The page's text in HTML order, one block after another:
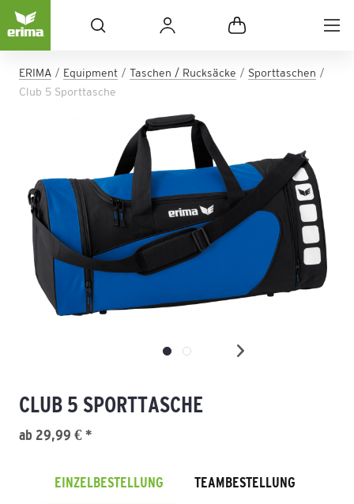
ERIMA Equipment Taschen / Rucksäcke
Sporttaschen
Club 5 Sporttasche
CLUB 5 SPORTTASCHE
ab 29,99 € *
EINZELBESTELLUNG TEAMBESTELLUNG